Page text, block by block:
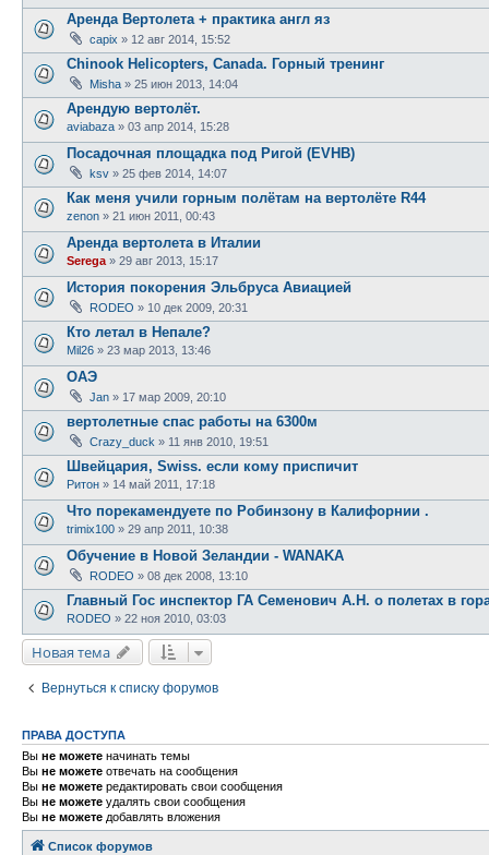
Аренда Вертолета + практика англ яз
capix » 12 авг 2014, 15:52
Chinook Helicopters, Canada. Горный тренинг
Misha » 25 июн 2013, 14:04
Арендую вертолёт.
aviabaza » 03 апр 2014, 15:28
Посадочная площадка под Ригой (EVHB)
ksv » 25 фев 2014, 14:07
Как меня учили горным полётам на вертолёте R44
zenon » 21 июн 2011, 00:43
Аренда вертолета в Италии
Serega » 29 авг 2013, 15:17
История покорения Эльбруса Авиацией
RODEO » 10 дек 2009, 20:31
Кто летал в Непале?
Mil26 » 23 мар 2013, 13:46
ОАЭ
Jan » 17 мар 2009, 20:10
вертолетные спас работы на 6300м
Crazy_duck » 11 янв 2010, 19:51
Швейцария, Swiss. если кому приспичит
Ритон » 14 май 2011, 17:18
Что порекамендуете по Робинзону в Калифорнии .
trimix100 » 29 апр 2011, 10:38
Обучение в Новой Зеландии - WANAKA
RODEO » 08 дек 2008, 13:10
Главный Гос инспектор ГА Семенович А.Н. о полетах в
RODEO » 22 ноя 2010, 03:03
Новая тема
Вернуться к списку форумов
ПРАВА ДОСТУПА
Вы не можете начинать темы
Вы не можете отвечать на сообщения
Вы не можете редактировать свои сообщения
Вы не можете удалять свои сообщения
Вы не можете добавлять вложения
Список форумов